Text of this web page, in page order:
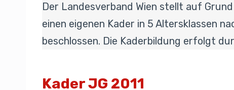
Der Landesverband Wien stellt auf
einen eigenen Kader in 5 Altersklassen
beschlossen. Die Kaderbildung erfolgt
Kader JG 2011